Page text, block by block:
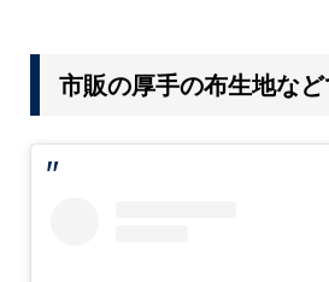
市販の厚手の布生地な